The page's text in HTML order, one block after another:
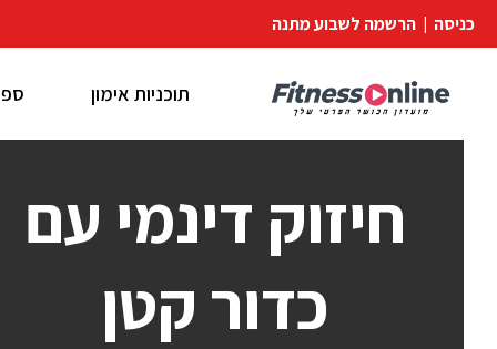
כניסה | הרשמה לשבוע מתנה
תוכניות אימון
חיזוק דינמי עם
כדור קטן